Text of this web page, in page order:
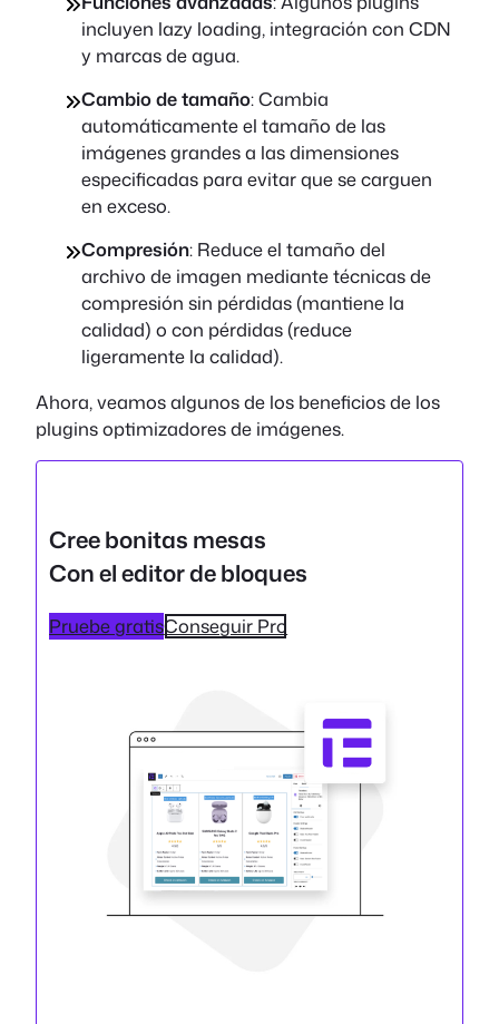
incluyen lazy loading, integración con CDN
y marcas de agua.
Cambio de tamaño: Cambia
automáticamente el tamaño de las
imágenes grandes a las dimensiones
especificadas para evitar que se carguen
en exceso.
Compresión: Reduce el tamaño del
archivo de imagen mediante técnicas de
compresión sin pérdidas (mantiene la
calidad) o con pérdidas (reduce
ligeramente la calidad).
Ahora, veamos algunos de los beneficios de los
plugins optimizadores de imágenes.
Cree bonitas mesas
Con el editor de bloques
Pruebe gratisConseguir Pro